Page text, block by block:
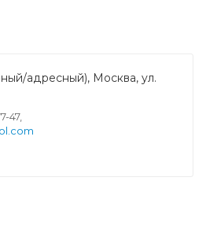
адресный), Москва, ул.
47,